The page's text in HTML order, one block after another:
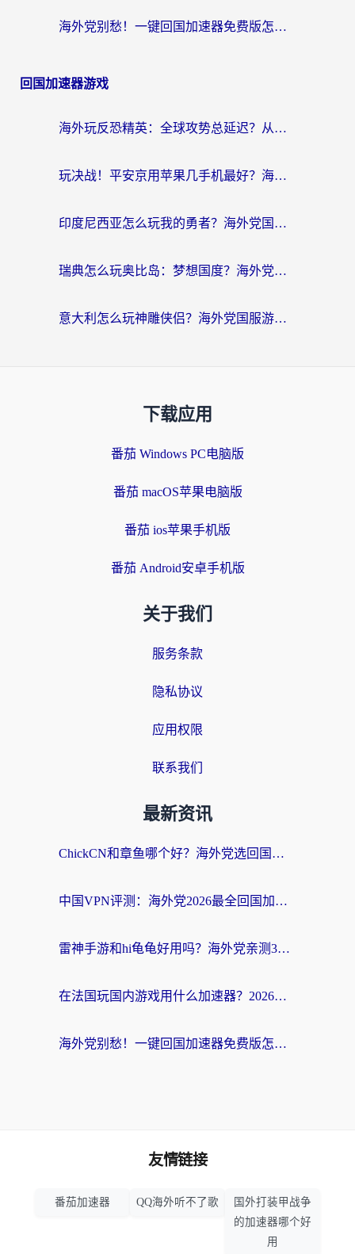
海外党别愁！一键回国加速器免费版怎么选？从踩坑到流畅访问的全攻略
回国加速器游戏
海外玩反恐精英：全球攻势总延迟？从瑞典玩神武4到外国玩黎明觉醒，选对加速器才是关键！
玩决战！平安京用苹果几手机最好？海外党必看的设备+加速器双攻略
印度尼西亚怎么玩我的勇者？海外党国服游戏加速避坑指南（附实况五行师解决方案）
瑞典怎么玩奥比岛：梦想国度？海外党亲测有效的国服游戏加速全攻略
意大利怎么玩神雕侠侣？海外党国服游戏加速终极指南（附欧洲玩王者王国保卫战4不卡技巧）
下载应用
番茄 Windows PC电脑版
番茄 macOS苹果电脑版
番茄 ios苹果手机版
番茄 Android安卓手机版
关于我们
服务条款
隐私协议
应用权限
联系我们
最新资讯
ChickCN和章鱼哪个好？海外党选回国加速器的3个关键维度 + 实用避坑指南
中国VPN评测：海外党2026最全回国加速器选择指南，告别地区限制不踩坑
雷神手游和hi龟龟好用吗？海外党亲测3款回国加速器，教你选对国外到国内加速器
在法国玩国内游戏用什么加速器？2026实测解决延迟卡顿的实用指南
海外党别愁！一键回国加速器免费版怎么选？从踩坑到流畅访问的全攻略
友情链接
番茄加速器 QQ海外听不了歌
国外打装甲战争
的加速器哪个好
用